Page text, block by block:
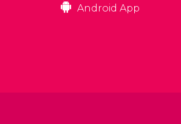
Android App